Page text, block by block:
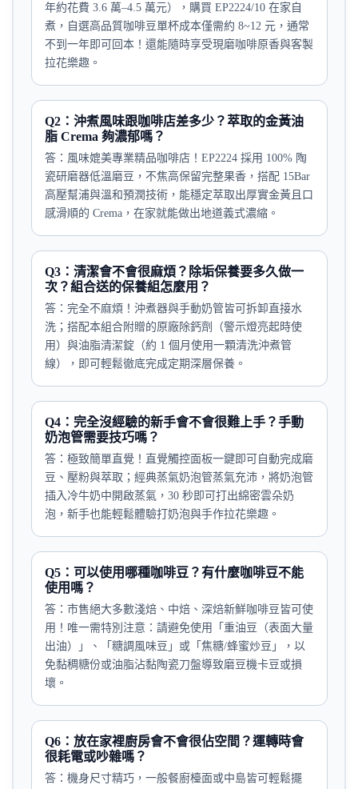
年約花費 3.6 萬–4.5 萬元），購買 EP2224/10 在家自
煮，自選高品質咖啡豆單杯成本僅需約 8~12 元，通常
不到一年即可回本！還能隨時享受現磨咖啡原香與客製
拉花樂趣。
Q2：沖煮風味跟咖啡店差多少？萃取的金黃油
脂 Crema 夠濃郁嗎？
答：風味媲美專業精品咖啡店！EP2224 採用 100% 陶
瓷研磨器低溫磨豆，不焦高保留完整果香，搭配 15Bar
高壓幫浦與溫和預潤技術，能穩定萃取出厚實金黃且口
感滑順的 Crema，在家就能做出地道義式濃縮。
Q3：清潔會不會很麻煩？除垢保養要多久做一
次？組合送的保養組怎麼用？
答：完全不麻煩！沖煮器與手動奶管皆可拆卸直接水
洗；搭配本組合附贈的原廠除鈣劑（警示燈亮起時使
用）與油脂清潔錠（約 1 個月使用一顆清洗沖煮管
線），即可輕鬆徹底完成定期深層保養。
Q4：完全沒經驗的新手會不會很難上手？手動
奶泡管需要技巧嗎？
答：極致簡單直覺！直覺觸控面板一鍵即可自動完成磨
豆、壓粉與萃取；經典蒸氣奶泡管蒸氣充沛，將奶泡管
插入冷牛奶中開啟蒸氣，30 秒即可打出綿密雲朵奶
泡，新手也能輕鬆體驗打奶泡與手作拉花樂趣。
Q5：可以使用哪種咖啡豆？有什麼咖啡豆不能
使用嗎？
答：市售絕大多數淺焙、中焙、深焙新鮮咖啡豆皆可使
用！唯一需特別注意：請避免使用「重油豆（表面大量
出油）」、「糖調風味豆」或「焦糖/蜂蜜炒豆」，以
免黏稠糖份或油脂沾黏陶瓷刀盤導致磨豆機卡豆或損
壞。
Q6：放在家裡廚房會不會很佔空間？運轉時會
很耗電或吵雜嗎？
答：機身尺寸精巧，一般餐廚檯面或中島皆可輕鬆擺